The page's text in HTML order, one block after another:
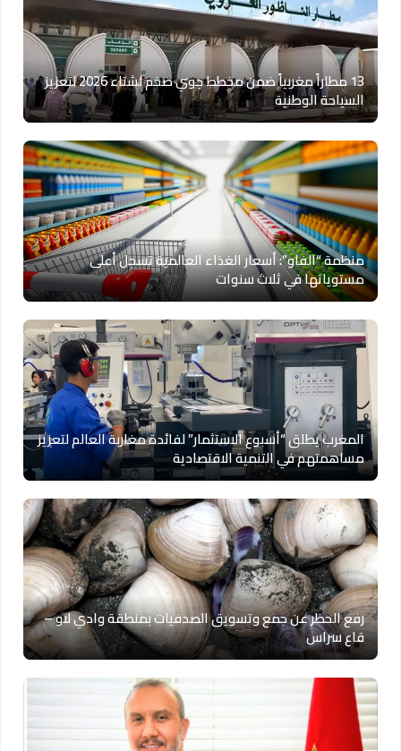
13 مطاراً مغربياً ضمن مخطط جوي ضخم لشتاء 2026 لتعزيز
السياحة الوطنية
منظمة “الفاو”: أسعار الغذاء العالمية تسجل أعلى
مستوياتها في ثلاث سنوات
المغرب يطلق “أسبوع الاستثمار” لفائدة مغاربة العالم لتعزيز
مساهمتهم في التنمية الاقتصادية
رفع الحظر عن جمع وتسويق الصدفيات بمنطقة وادي لاو –
قاع سراس